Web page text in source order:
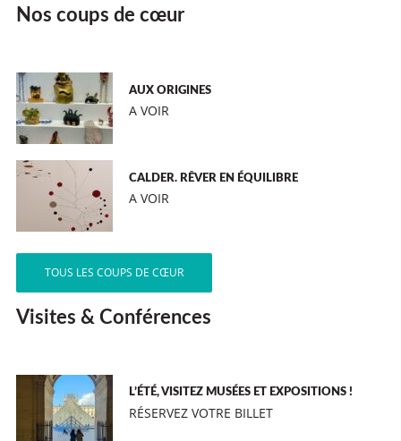
Nos coups de cœur
AUX ORIGINES
A VOIR
CALDER. RÊVER EN ÉQUILIBRE
A VOIR
TOUS LES COUPS DE CŒUR
Visites & Conférences
L’ÉTÉ, VISITEZ MUSÉES ET EXPOSITIONS !
RÉSERVEZ VOTRE BILLET